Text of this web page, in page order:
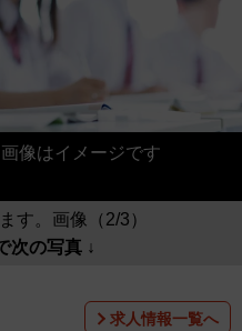
像はイメージです
す。画像（2/3）
次の写真 ↓
求人情報一覧へ